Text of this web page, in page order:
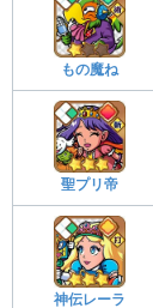
もの魔ね
聖プリ帝
神伝レーラ